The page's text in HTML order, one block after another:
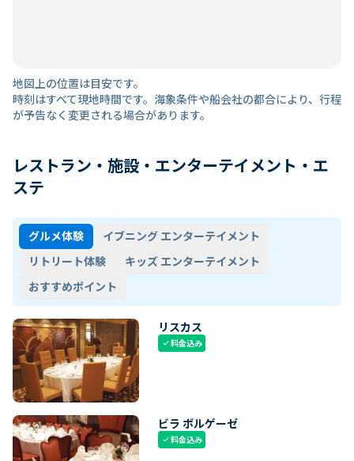
地図上の位置は目安です。
時刻はすべて現地時間です。海象条件や船会社の都合により、行程
が予告なく変更される場合があります。
レストラン・施設・エンターテイメント・エ
ステ
グルメ体験
イブニング エンターテイメント
リトリート体験
キッズ エンターテイメント
おすすめポイント
リスカス
check料金込み
ビラ ボルゲーゼ
check料金込み